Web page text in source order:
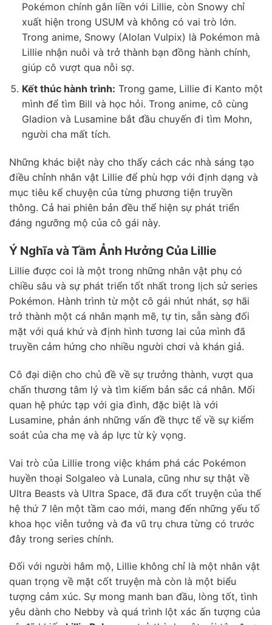
Pokémon chính gắn liền với Lillie, còn Snowy chỉ
xuất hiện trong USUM và không có vai trò lớn.
Trong anime, Snowy (Alolan Vulpix) là Pokémon mà
Lillie nhận nuôi và trở thành bạn đồng hành chính,
giúp cô vượt qua nỗi sợ.
Kết thúc hành trình: Trong game, Lillie đi Kanto một
mình để tìm Bill và học hỏi. Trong anime, cô cùng
Gladion và Lusamine bắt đầu chuyến đi tìm Mohn,
người cha mất tích.
Những khác biệt này cho thấy cách các nhà sáng tạo
điều chỉnh nhân vật Lillie để phù hợp với định dạng và
mục tiêu kể chuyện của từng phương tiện truyền
thông. Cả hai phiên bản đều thể hiện sự phát triển
đáng ngưỡng mộ của cô gái này.
Ý Nghĩa và Tầm Ảnh Hưởng Của Lillie
Lillie được coi là một trong những nhân vật phụ có
chiều sâu và sự phát triển tốt nhất trong lịch sử series
Pokémon. Hành trình từ một cô gái nhút nhát, sợ hãi
trở thành một cá nhân mạnh mẽ, tự tin, sẵn sàng đối
mặt với quá khứ và định hình tương lai của mình đã
truyền cảm hứng cho nhiều người chơi và khán giả.
Cô đại diện cho chủ đề về sự trưởng thành, vượt qua
chấn thương tâm lý và tìm kiếm bản sắc cá nhân. Mối
quan hệ phức tạp với gia đình, đặc biệt là với
Lusamine, phản ánh những vấn đề thực tế về sự kiểm
soát của cha mẹ và áp lực từ kỳ vọng.
Vai trò của Lillie trong việc khám phá các Pokémon
huyền thoại Solgaleo và Lunala, cũng như sự thật về
Ultra Beasts và Ultra Space, đã đưa cốt truyện của thế
hệ thứ 7 lên một tầm cao mới, mang đến những yếu tố
khoa học viễn tưởng và đa vũ trụ chưa từng có trước
đây trong series chính.
Đối với người hâm mộ, Lillie không chỉ là một nhân vật
quan trọng về mặt cốt truyện mà còn là một biểu
tượng cảm xúc. Sự mong manh ban đầu, lòng tốt, tình
yêu dành cho Nebby và quá trình lột xác ấn tượng của